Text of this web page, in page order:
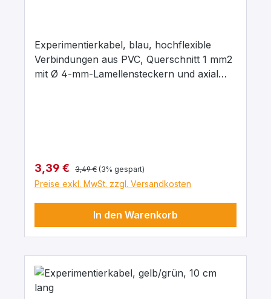
Experimentierkabel, blau, hochflexible
Verbindungen aus PVC, Querschnitt 1 mm2
mit Ø 4-mm-Lamellensteckern und axial
mΩ. Arbeitstemperatur -10 … + 70°C.
Verkaufspreis:
3,39 € Regulärer Preis:
3,49 € (3% gespart)
Preise exkl. MwSt. zzgl. Versandkosten
In den Warenkorb